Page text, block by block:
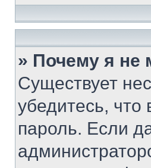
» Почему я не
Существует
убедитесь,
пароль. Если